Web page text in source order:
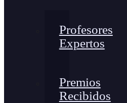
Profesores
Expertos
Premios
Recibidos